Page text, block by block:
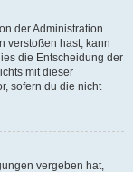
der Administration
verstoßen hast, kann
die Entscheidung der
mit dieser
sofern du die nicht
vergeben hat,